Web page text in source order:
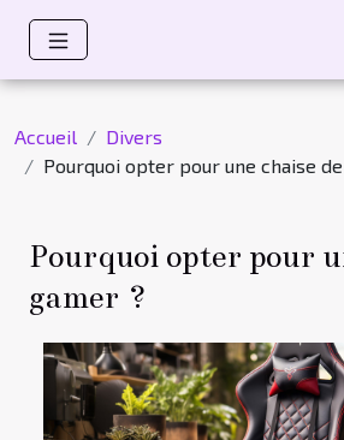
Accueil
Divers
Pourquoi opter pour une chaise
Pourquoi opter pour
gamer ?